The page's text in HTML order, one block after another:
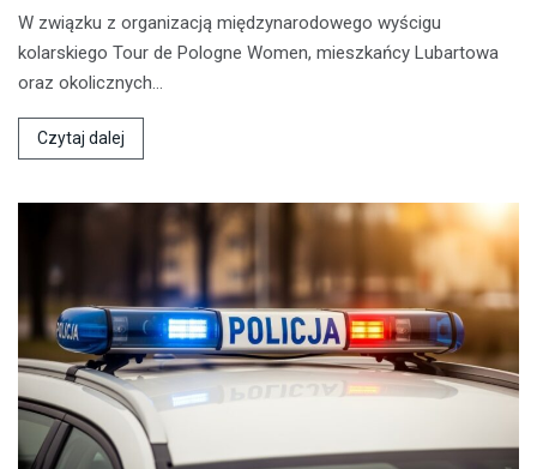
W związku z organizacją międzynarodowego wyścigu
kolarskiego Tour de Pologne Women, mieszkańcy Lubartowa
oraz okolicznych…
Czytaj dalej